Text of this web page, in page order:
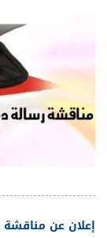
إعلان عن